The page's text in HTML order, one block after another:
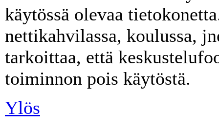
käytössä olevaa
nettikahvilassa, koulussa,
tarkoittaa, että
toiminnon pois käytöstä.
Ylös